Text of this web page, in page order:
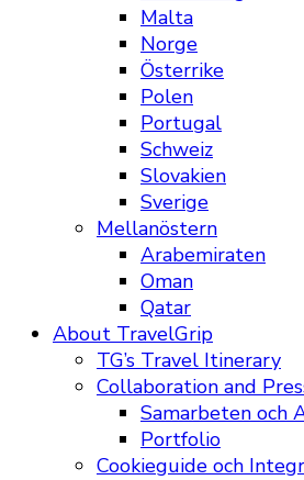
Malta
Norge
Österrike
Polen
Portugal
Schweiz
Slovakien
Sverige
Mellanöstern
Arabemiraten
Oman
Qatar
About TravelGrip
TG’s Travel Itinerary
Collaboration and
Samarbeten och
Portfolio
Cookieguide och